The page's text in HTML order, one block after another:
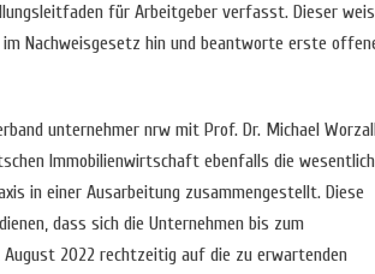
für Arbeitgeber verfasst. Dieser
im Nachweisgesetz hin und beantworte erste
unternehmer nrw mit Prof. Dr. Michael
Immobilienwirtschaft ebenfalls die
in einer Ausarbeitung zusammengestellt. Diese
dass sich die Unternehmen bis zum
2022 rechtzeitig auf die zu erwartenden